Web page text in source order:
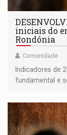
iniciais do
Rondônia
Comunidade
Indicadores de
fundamental e